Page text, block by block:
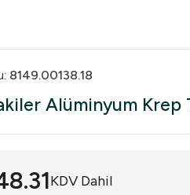
: 8149.00138.18
Alüminyum Krep
KDV Dahil